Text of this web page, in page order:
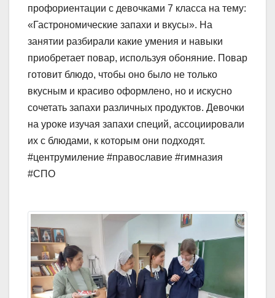
профориентации с девочками 7 класса на тему:
«Гастрономические запахи и вкусы». На
занятии разбирали какие умения и навыки
приобретает повар, используя обоняние. Повар
готовит блюдо, чтобы оно было не только
вкусным и красиво оформлено, но и искусно
сочетать запахи различных продуктов. Девочки
на уроке изучая запахи специй, ассоциировали
их с блюдами, к которым они подходят.
#центрумиление #православие #гимназия
#СПО